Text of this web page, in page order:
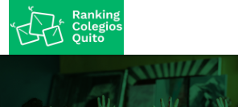
to
content